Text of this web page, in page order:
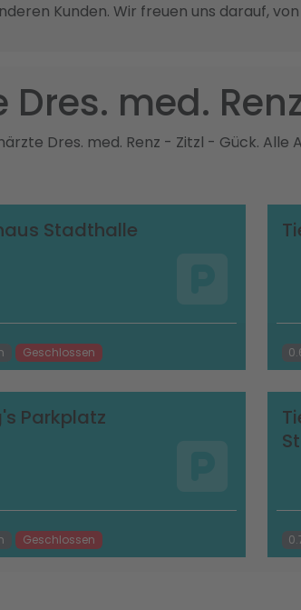
Kunden. Wir freuen uns darauf,
med.
Dres. med. Renz - Zitzl - Gück.
Stadthalle
Geschlossen
Parkplatz
Geschlossen